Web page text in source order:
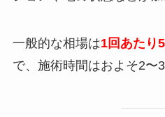
一般的な相場は1回あたり
で、施術時間はおよそ2〜